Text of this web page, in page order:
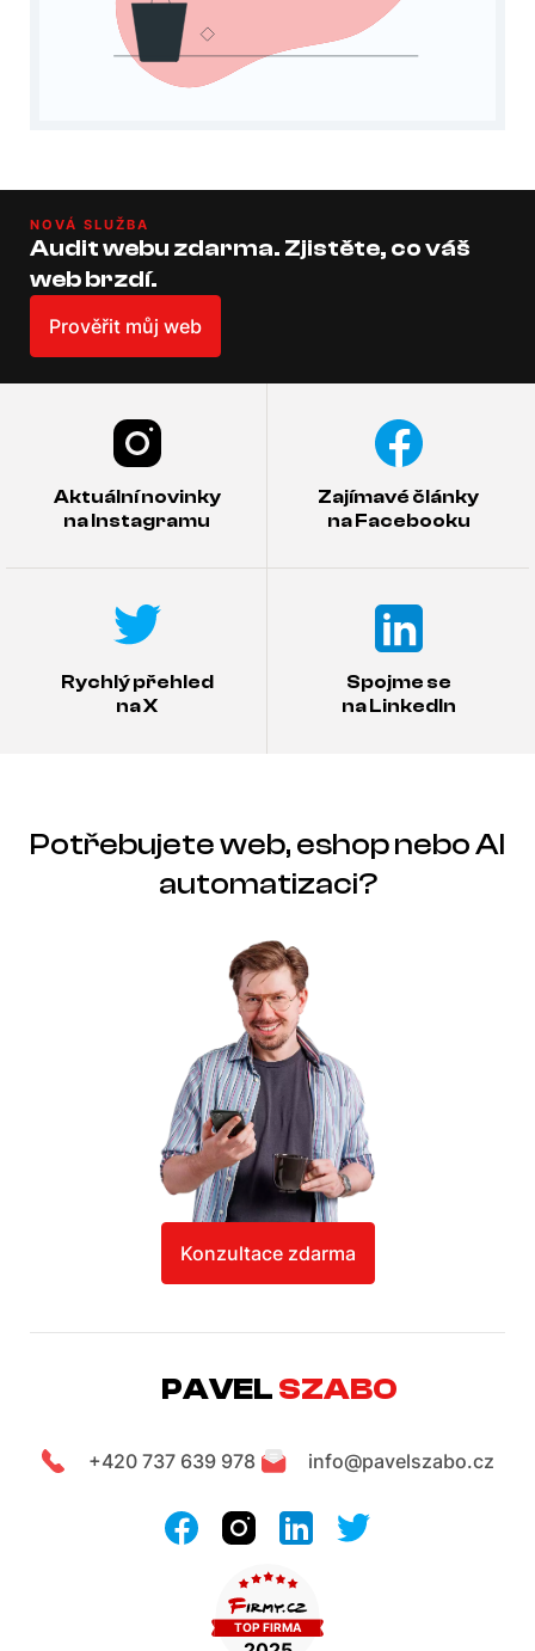
NOVÁ SLUŽBA
Audit webu zdarma. Zjistěte, co váš
web brzdí.
Prověřit můj web
Aktuální novinky
na Instagramu
Zajímavé články
na Facebooku
Rychlý přehled
na X
Spojme se
na LinkedIn
Potřebujete web, eshop nebo AI
automatizaci?
Konzultace zdarma
PAVEL SZABO
+420 737 639 978 info@pavelszabo.cz